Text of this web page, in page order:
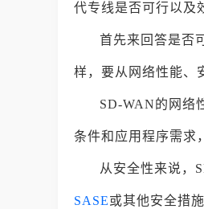
代专线是否可行以及
首先来回答是否
样，要从网络性能、
SD-WAN的网络
条件和应用程序需求
从安全性来说，
SASE或其他安全措